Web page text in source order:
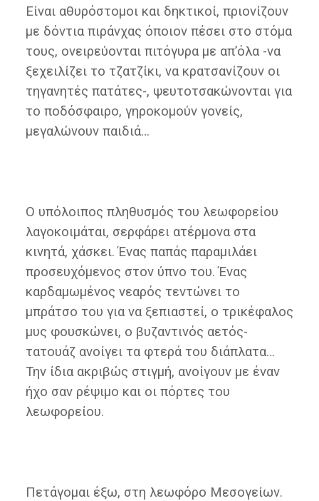
Είναι αθυρόστομοι και δηκτικοί, πριονίζουν
με δόντια πιράνχας όποιον πέσει στο στόμα
τους, ονειρεύονται πιτόγυρα με απ’όλα -να
ξεχειλίζει το τζατζίκι, να κρατσανίζουν οι
τηγανητές πατάτες-, ψευτοτσακώνονται για
το ποδόσφαιρο, γηροκομούν γονείς,
μεγαλώνουν παιδιά…
Ο υπόλοιπος πληθυσμός του λεωφορείου
λαγοκοιμάται, σερφάρει ατέρμονα στα
κινητά, χάσκει. Ένας παπάς παραμιλάει
προσευχόμενος στον ύπνο του. Ένας
καρδαμωμένος νεαρός τεντώνει το
μπράτσο του για να ξεπιαστεί, ο τρικέφαλος
μυς φουσκώνει, ο βυζαντινός αετός-
τατουάζ ανοίγει τα φτερά του διάπλατα…
Την ίδια ακριβώς στιγμή, ανοίγουν με έναν
ήχο σαν ρέψιμο και οι πόρτες του
λεωφορείου.
Πετάγομαι έξω, στη λεωφόρο Μεσογείων.